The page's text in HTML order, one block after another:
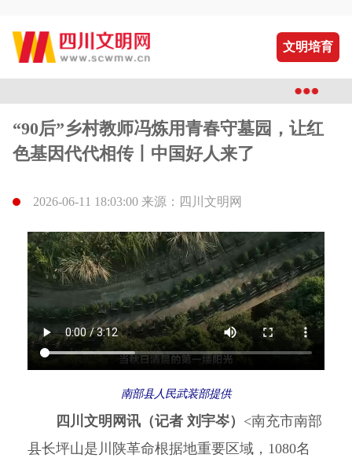
文明培育
“90后”乡村教师冯炼用青春守墓园，让红
色基因代代相传丨中国好人来了
2026-06-11 18:03:00 来源：四川文明网
南部县人民武装部提供
四川文明网讯（记者 刘宇岑） <南充市南部
县长坪山是川陕革命根据地重要区域，1080名